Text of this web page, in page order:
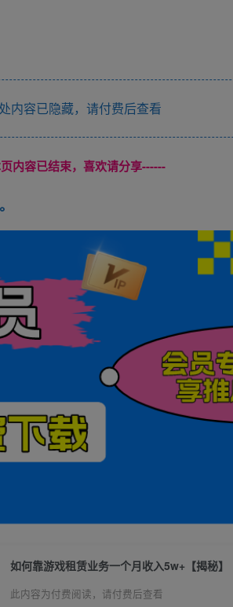
内容已隐藏，请付费后查看
内容已结束，喜欢请分享------
如何靠游戏租赁业务一个月收入5w+【揭秘】
此内容为付费阅读，请付费后查看